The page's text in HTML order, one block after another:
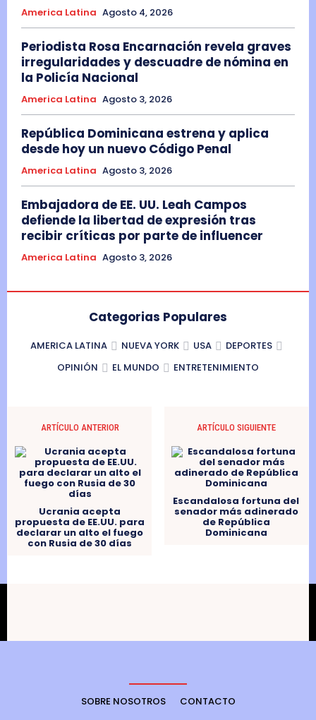
America Latina Agosto 4, 2026
Periodista Rosa Encarnación revela graves
irregularidades y descuadre de nómina en
la Policía Nacional
America Latina Agosto 3, 2026
República Dominicana estrena y aplica
desde hoy un nuevo Código Penal
America Latina Agosto 3, 2026
Embajadora de EE. UU. Leah Campos
defiende la libertad de expresión tras
recibir críticas por parte de influencer
America Latina Agosto 3, 2026
Categorias Populares
AMERICA LATINA NUEVA YORK USA
DEPORTES
OPINIÓN
EL MUNDO ENTRETENIMIENTO
ARTÍCULO ANTERIOR
Ucrania acepta
propuesta de EE.UU. para
declarar un alto el fuego
con Rusia de 30 días
ARTÍCULO SIGUIENTE
Escandalosa fortuna del
senador más adinerado
de República
Dominicana
SOBRE NOSOTROS CONTACTO